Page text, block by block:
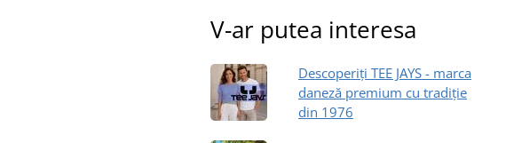
V-ar putea interesa
Descoperiți TEE JAYS - marca
daneză premium cu tradiție
din 1976